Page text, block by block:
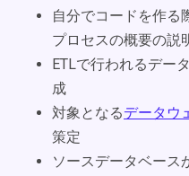
自分でコードを作る
プロセスの概要の説
ETLで行われるデー
成
対象となるデータウ
策定
ソースデータベース